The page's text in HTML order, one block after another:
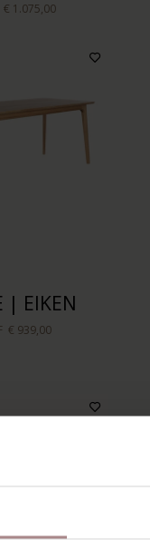
€ 1.075,00
| EIKEN
€ 939,00